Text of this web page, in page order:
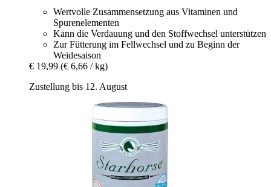
Wertvolle Zusammensetzung aus Vitaminen und
Spurenelementen
Kann die Verdauung und den Stoffwechsel unterstützen
Zur Fütterung im Fellwechsel und zu Beginn der
Weidesaison
€ 19,99 (€ 6,66 / kg)
Zustellung bis 12. August